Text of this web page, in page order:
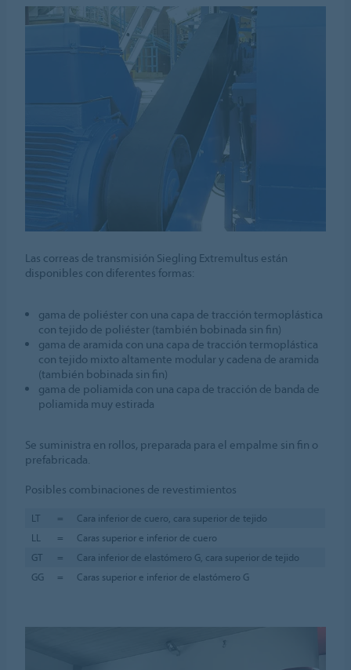
Las correas de transmisión Siegling Extremultus están
disponibles con diferentes formas:
gama de poliéster con una capa de tracción termoplástica
con tejido de poliéster (también bobinada sin fin)
gama de aramida con una capa de tracción termoplástica
con tejido mixto altamente modular y cadena de aramida
(también bobinada sin fin)
gama de poliamida con una capa de tracción de banda de
poliamida muy estirada
Se suministra en rollos, preparada para el empalme sin fin o
prefabricada.
Posibles combinaciones de revestimientos
LT =
Cara inferior de cuero, cara superior de tejido
LL
=
Caras superior e inferior de cuero
GT
=
Cara inferior de elastómero G, cara superior de tejido
GG
= Caras superior e inferior de elastómero G